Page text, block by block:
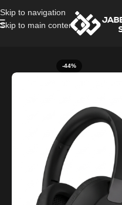
Skip to navigation
Skip to main content
-44%